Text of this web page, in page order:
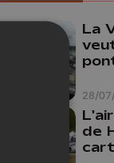
28/
La
de